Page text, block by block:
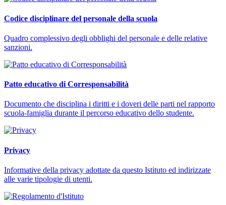
Codice disciplinare del personale della scuola
Quadro complessivo degli obblighi del personale e delle relative
sanzioni.
Patto educativo di Corresponsabilità
Documento che disciplina i diritti e i doveri delle parti nel rapporto
scuola-famiglia durante il percorso educativo dello studente.
Privacy
Informative della privacy adottate da questo Istituto ed indirizzate
alle varie tipologie di utenti.